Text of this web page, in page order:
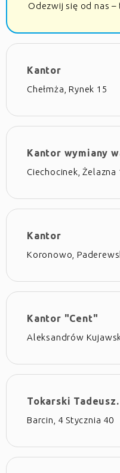
Odezwij się od nas –
Kantor
Chełmża, Rynek 15
Kantor wymiany
Ciechocinek, Żelazna
Kantor
Koronowo,
Kantor "Cent"
Aleksandrów
Tokarski
Barcin, 4 Stycznia 40